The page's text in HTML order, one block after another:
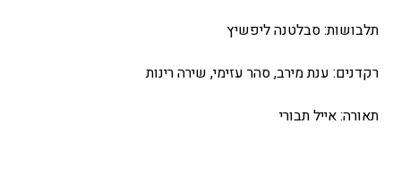
תלבושות: סבלטנה ליפשיץ
רקדנים: ענת מירב, סהר עזימי, שירה רינות
תאורה: אייל תבורי